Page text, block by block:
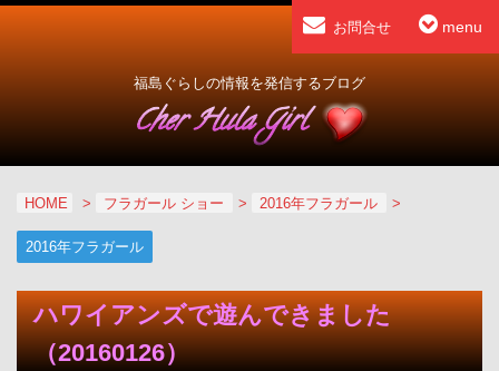
menu
お問合せ
福島ぐらしの情報を発信するブログ
HOME > フラガール ショー > 2016年フラガール >
2016年フラガール
ハワイアンズで遊んできました
（20160126）